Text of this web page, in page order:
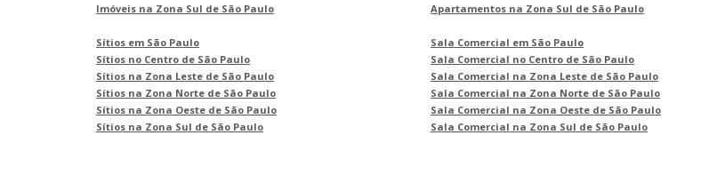
Imóveis na Zona Sul de São Paulo
Sítios em São Paulo
Sítios no Centro de São Paulo
Sítios na Zona Leste de São Paulo
Sítios na Zona Norte de São Paulo
Sítios na Zona Oeste de São Paulo
Sítios na Zona Sul de São Paulo
Apartamentos na Zona Sul de São Paulo
Sala Comercial em São Paulo
Sala Comercial no Centro de São Paulo
Sala Comercial na Zona Leste de São Paulo
Sala Comercial na Zona Norte de São Paulo
Sala Comercial na Zona Oeste de São Paulo
Sala Comercial na Zona Sul de São Paulo